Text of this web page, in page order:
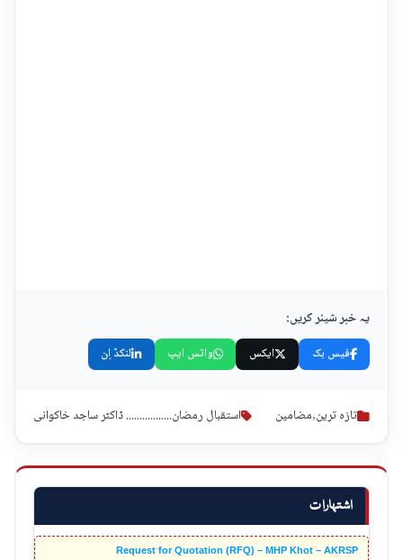
اشتہارات
Request for Quotation (RFQ) – MHP Khot – AKRSP
یہ خبر شیئر کریں:
فیس بک ایکس واٹس ایپ لنکڈ اِن
تازہ ترین,مضامین استقبال رمضان................. ڈاکٹر ساجد خاکوانی